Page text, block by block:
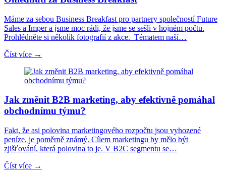
Máme za sebou Business Breakfast pro partnery společností Future
Sales a Imper a jsme moc rádi, že jsme se sešli v hojném počtu.
Prohlédněte si několik fotografií z akce. Tématem naší…
Číst více →
Jak změnit B2B marketing, aby efektivně pomáhal
obchodnímu týmu?
Fakt, že asi polovina marketingového rozpočtu jsou vyhozené
peníze, je poměrně známý. Cílem marketingu by mělo být
zjišťování, která polovina to je. V B2C segmentu se…
Číst více →